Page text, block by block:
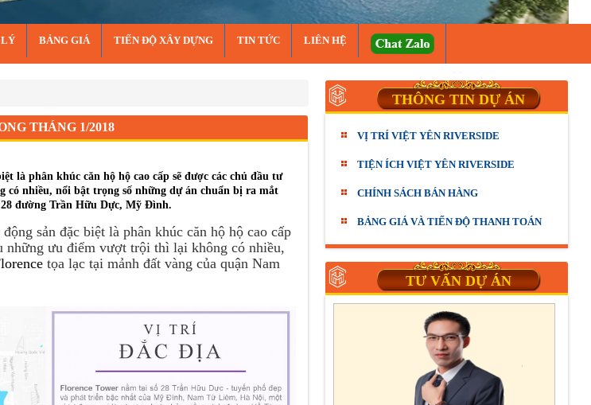
LÝ BẢNG GIÁ TIẾN ĐỘ XÂY DỰNG TIN TỨC LIÊN HỆ
THÁNG 1/2018
là phân khúc căn hộ hộ cao cấp sẽ được các chủ đầu tư
nhiều, nổi bật trọng số những dự án chuẩn bị ra mắt
đường Trần Hữu Dực, Mỹ Đình.
sản đặc biệt là phân khúc căn hộ hộ cao cấp
những ưu điểm vượt trội thì lại không có nhiều,
tọa lạc tại mảnh đất vàng của quận Nam
THÔNG TIN DỰ ÁN
VỊ TRÍ VIỆT YÊN RIVERSIDE
TIỆN ÍCH VIỆT YÊN RIVERSIDE
CHÍNH SÁCH BÁN HÀNG
BẢNG GIÁ VÀ TIẾN ĐỘ THANH TOÁN
TƯ VẤN DỰ ÁN